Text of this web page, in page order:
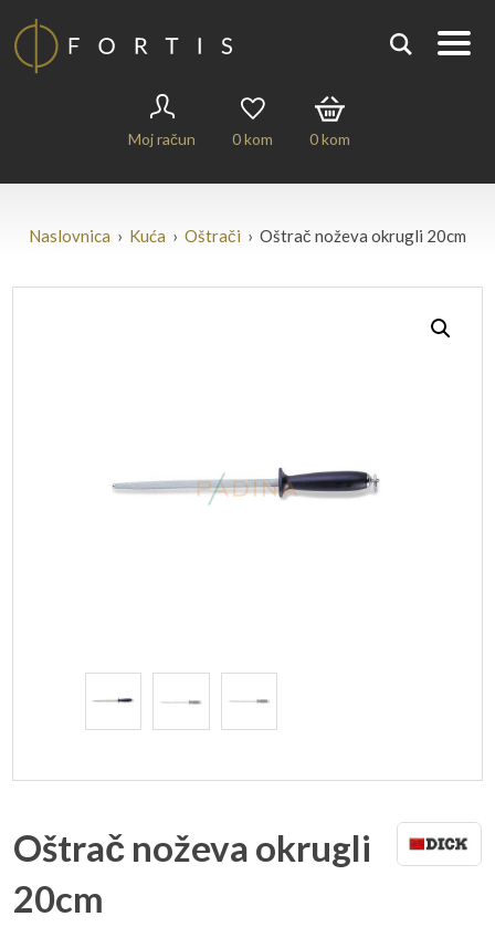
Moj račun 0kom 0kom
Naslovnica › Kuća › Oštrači › Oštrač noževa okrugli 20cm
Oštrač noževa okrugli
20cm